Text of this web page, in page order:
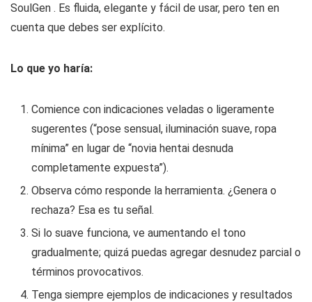
SoulGen . Es fluida, elegante y fácil de usar, pero ten en
cuenta que debes ser explícito.
Lo que yo haría:
Comience con indicaciones veladas o ligeramente
sugerentes (“pose sensual, iluminación suave, ropa
mínima” en lugar de “novia hentai desnuda
completamente expuesta”).
Observa cómo responde la herramienta. ¿Genera o
rechaza? Esa es tu señal.
Si lo suave funciona, ve aumentando el tono
gradualmente; quizá puedas agregar desnudez parcial o
términos provocativos.
Tenga siempre ejemplos de indicaciones y resultados